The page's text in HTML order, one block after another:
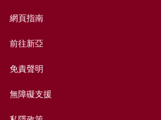
網頁指南
前往新亞
免責聲明
無障礙支援